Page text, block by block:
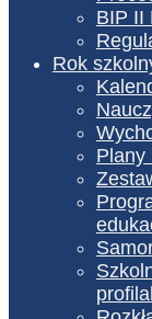
BIP II
Rok
Plany